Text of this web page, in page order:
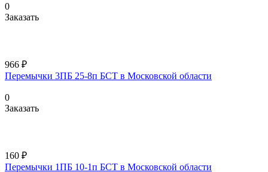
0
Заказать
966 ₽
Перемычки 3ПБ 25-8п БСТ в Московской области
0
Заказать
160 ₽
Перемычки 1ПБ 10-1п БСТ в Московской области